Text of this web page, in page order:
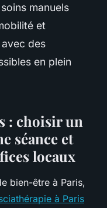
manuels
et
des
en plein
: choisir un
séance et
locaux
bien-être à Paris,
à Paris